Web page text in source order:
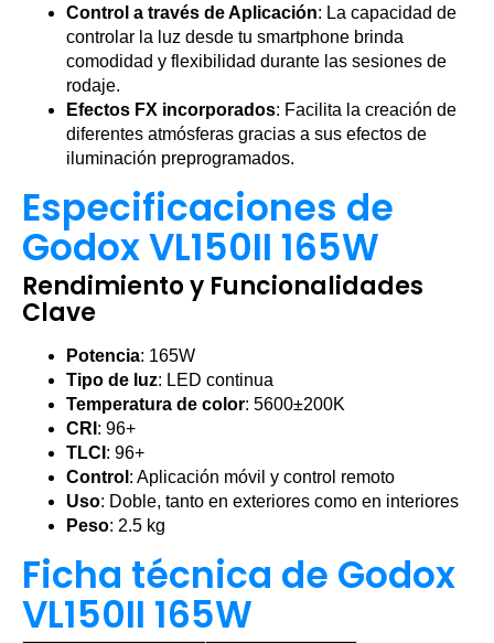
Control a través de Aplicación: La capacidad de
controlar la luz desde tu smartphone brinda
comodidad y flexibilidad durante las sesiones de
rodaje.
Efectos FX incorporados: Facilita la creación de
diferentes atmósferas gracias a sus efectos de
iluminación preprogramados.
Especificaciones de
Godox VL150II 165W
Rendimiento y Funcionalidades
Clave
Potencia: 165W
Tipo de luz: LED continua
Temperatura de color: 5600±200K
CRI : 96+
TLCI : 96+
Control : Aplicación móvil y control remoto
Uso: Doble, tanto en exteriores como en interiores
Peso: 2.5 kg
Ficha técnica de Godox
VL150II 165W